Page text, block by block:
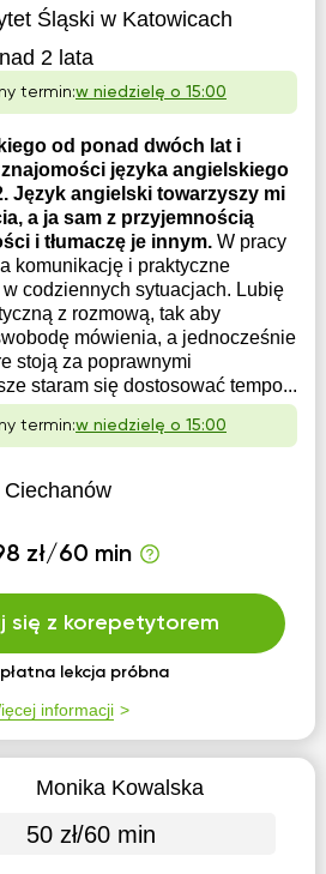
Śląski w Katowicach
2 lata
termin:w niedzielę o 15:00
od ponad dwóch lat i
języka angielskiego
Język angielski towarzyszy mi
a ja sam z przyjemnością
i tłumaczę je innym. W pracy
komunikację i praktyczne
codziennych sytuacjach. Lubię
z rozmową, tak aby
mówienia, a jednocześnie
stoją za poprawnymi
staram się dostosować tempo...
termin:w niedzielę o 15:00
Ciechanów
zł/60 min
się z korepetytorem
lekcja próbna
informacji
Monika Kowalska
50 zł/60 min